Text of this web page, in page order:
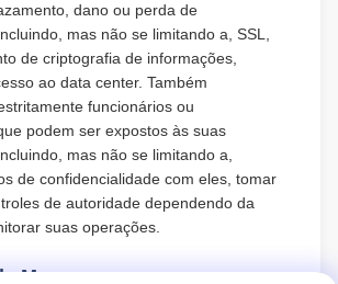
dano ou perda de
mas não se limitando a, SSL,
de criptografia de informações,
ao data center. Também
funcionários ou
podem ser expostos às suas
mas não se limitando a,
de confidencialidade com eles, tomar
de autoridade dependendo da
suas operações.
Menores